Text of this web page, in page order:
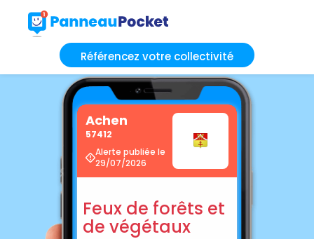
Référencez votre collectivité
Achen
57412
Alerte publiée le
29/07/2026
Feux de forêts et
de végétaux